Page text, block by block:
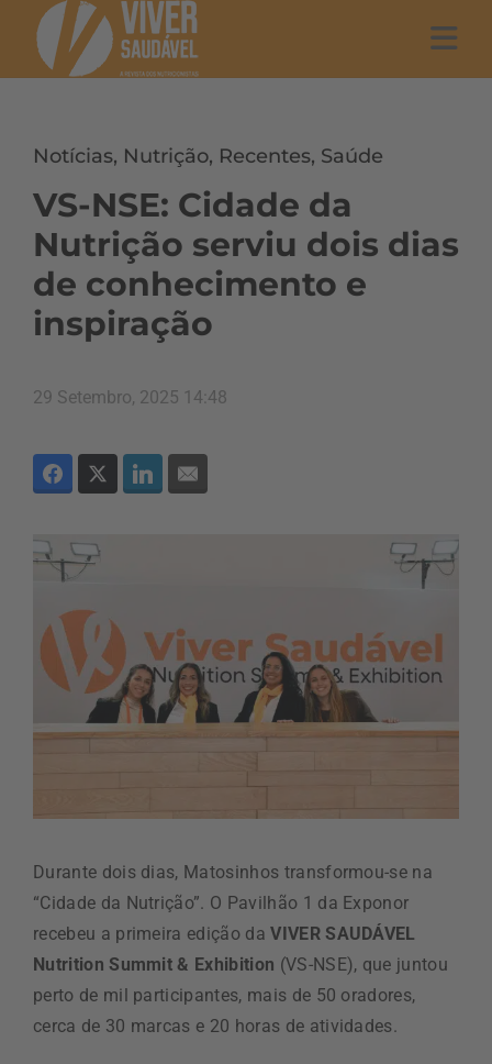
Notícias, Nutrição, Recentes, Saúde
VS-NSE: Cidade da
Nutrição serviu dois dias
de conhecimento e
inspiração
29 Setembro, 2025 14:48
Durante dois dias, Matosinhos transformou-se na
“Cidade da Nutrição”. O Pavilhão 1 da Exponor
recebeu a primeira edição daVIVER SAUDÁVEL
Nutrition Summit & Exhibition (VS-NSE), que juntou
perto de mil participantes, mais de 50 oradores,
cerca de 30 marcas e 20 horas de atividades.